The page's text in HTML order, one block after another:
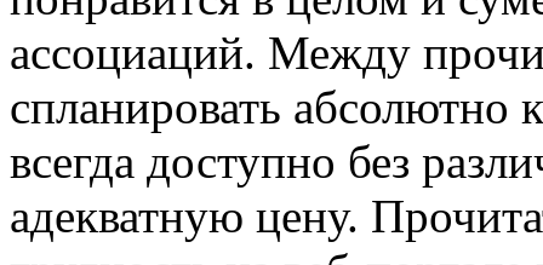
ассоциаций. Между
спланировать абсолютно
всегда доступно без
адекватную цену.